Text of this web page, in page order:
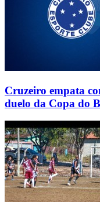
Cruzeiro empata
duelo da Copa do